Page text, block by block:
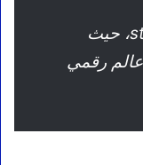
المستقبل يبدأ من هنا… مع stc، حيث
عالم رقمي